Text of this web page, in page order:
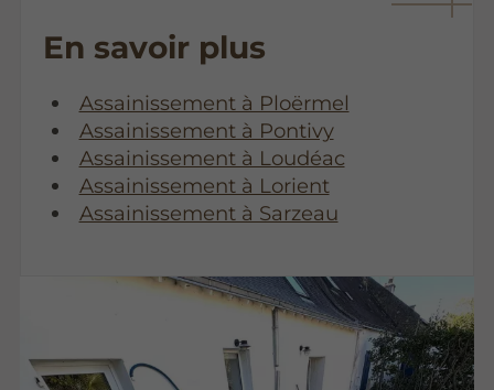
En savoir plus
Assainissement à Ploërmel
Assainissement à Pontivy
Assainissement à Loudéac
Assainissement à Lorient
Assainissement à Sarzeau